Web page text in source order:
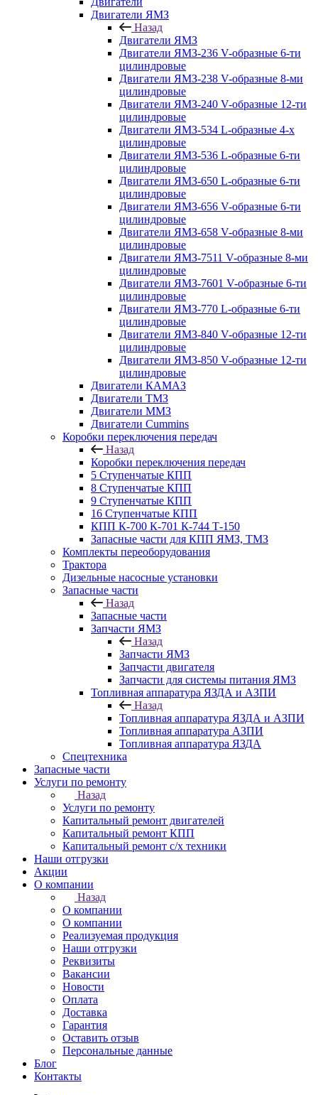
Двигатели ЯМЗ
Назад
Двигатели ЯМЗ
Двигатели ЯМЗ-236 V-образные 6-ти
цилиндровые
Двигатели ЯМЗ-238 V-образные 8-ми
цилиндровые
Двигатели ЯМЗ-240 V-образные 12-ти
цилиндровые
Двигатели ЯМЗ-534 L-образные 4-х
цилиндровые
Двигатели ЯМЗ-536 L-образные 6-ти
цилиндровые
Двигатели ЯМЗ-650 L-образные 6-ти
цилиндровые
Двигатели ЯМЗ-656 V-образные 6-ти
цилиндровые
Двигатели ЯМЗ-658 V-образные 8-ми
цилиндровые
Двигатели ЯМЗ-7511 V-образные 8-ми
цилиндровые
Двигатели ЯМЗ-7601 V-образные 6-ти
цилиндровые
Двигатели ЯМЗ-770 L-образные 6-ти
цилиндровые
Двигатели ЯМЗ-840 V-образные 12-ти
цилиндровые
Двигатели ЯМЗ-850 V-образные 12-ти
цилиндровые
Двигатели КАМАЗ
Двигатели ТМЗ
Двигатели ММЗ
Двигатели Cummins
Коробки переключения передач
Назад
Коробки переключения передач
5 Ступенчатые КПП
8 Ступенчатые КПП
9 Ступенчатые КПП
16 Ступенчатые КПП
КПП К-700 К-701 К-744 Т-150
Запасные части для КПП ЯМЗ, ТМЗ
Комплекты переоборудования
Трактора
Дизельные насосные установки
Запасные части
Назад
Запасные части
Запчасти ЯМЗ
Назад
Запчасти ЯМЗ
Запчасти двигателя
Запчасти для системы питания ЯМЗ
Топливная аппаратура ЯЗДА и АЗПИ
Назад
Топливная аппаратура ЯЗДА и АЗПИ
Топливная аппаратура АЗПИ
Топливная аппаратура ЯЗДА
Спецтехника
Запасные части
Услуги по ремонту
Назад
Услуги по ремонту
Капитальный ремонт двигателей
Капитальный ремонт КПП
Капитальный ремонт с/х техники
Наши отгрузки
Акции
О компании
Назад
О компании
О компании
Реализуемая продукция
Наши отгрузки
Реквизиты
Вакансии
Новости
Оплата
Доставка
Гарантия
Оставить отзыв
Персональные данные
Блог
Контакты